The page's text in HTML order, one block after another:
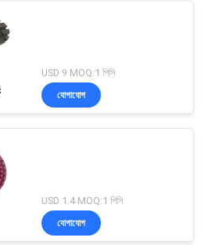
USD 9 MOQ:1 পিসি
যোগাযোগ
USD 1.4 MOQ:1 পিসি
যোগাযোগ